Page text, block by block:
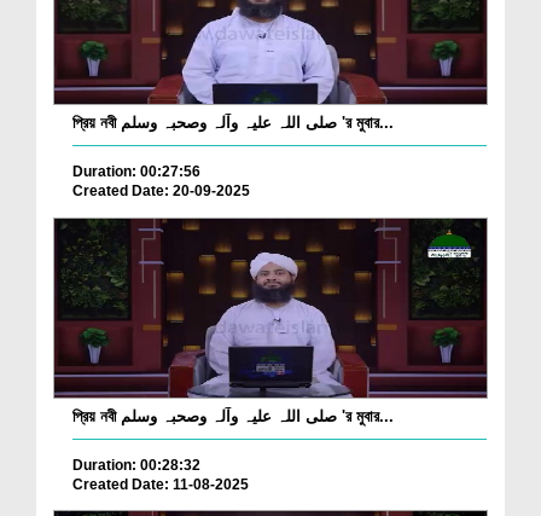
প্রিয় নবী صلی اللہ علیہ وآلہ وصحبہ وسلم 'র মুবার...
Duration: 00:27:56
Created Date: 20-09-2025
প্রিয় নবী صلی اللہ علیہ وآلہ وصحبہ وسلم 'র মুবার...
Duration: 00:28:32
Created Date: 11-08-2025